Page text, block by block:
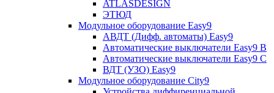
ATLASDESIGN
ЭТЮД
Модульное оборудование Easy9
АВДТ (Дифф. автоматы) Easy9
Автоматические выключатели Easy9 В
Автоматические выключатели Easy9 С
ВДТ (УЗО) Easy9
Модульное оборудование City9